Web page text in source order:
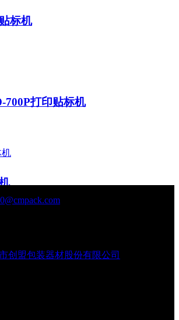
标机
700P打印贴标机
贴标机
机
创盟包装器材股份有限公司